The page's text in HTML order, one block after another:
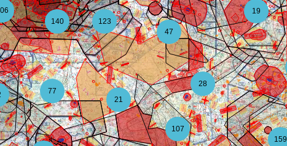
159
107
77
123
47
28
19
21
140